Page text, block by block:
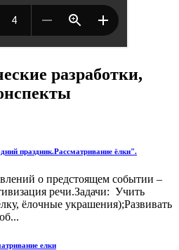
разработки,
праздник.Рассматривание ёлки".
о предстоящем событии –
речи.Задачи: Учить
ёлочные украшения);Развивать
елки